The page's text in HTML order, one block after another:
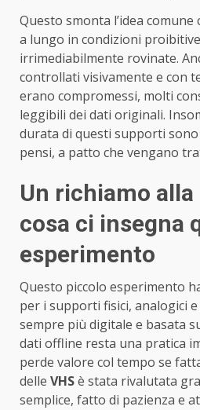
Questo smonta l’idea comune
a lungo in condizioni
irrimediabilmente rovinate.
controllati visivamente e con
erano compromessi, molti
leggibili dei dati originali.
durata di questi supporti
pensi, a patto che vengano
Un richiamo
cosa ci insegna
esperimento
Questo piccolo esperimento
per i supporti fisici, analogici e
sempre più digitale e basata
dati offline resta una pratica
perde valore col tempo se
delle VHSè stata rivalutata
semplice, fatto di pazienza e